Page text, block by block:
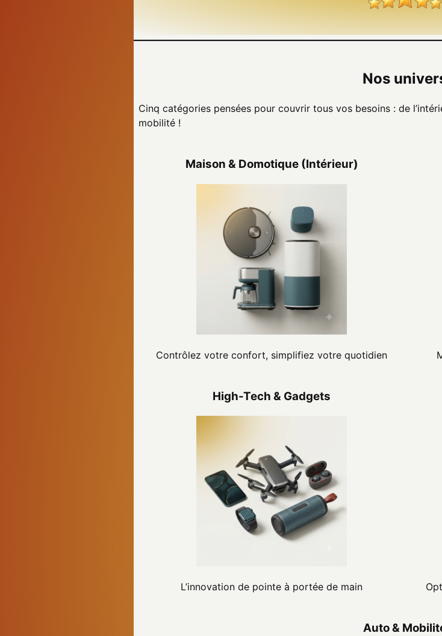
Nos
Cinq catégories pensées pour couvrir tous vos besoins : de
mobilité !
Maison & Domotique (Intérieur)
Contrôlez votre confort, simplifiez votre quotidien
High-Tech & Gadgets
L’innovation de pointe à portée de main
Auto &